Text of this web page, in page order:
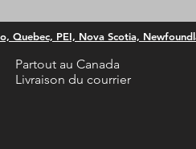
Quebec, PEI, Nova Scotia,
Partout au Canada
Livraison du courrier